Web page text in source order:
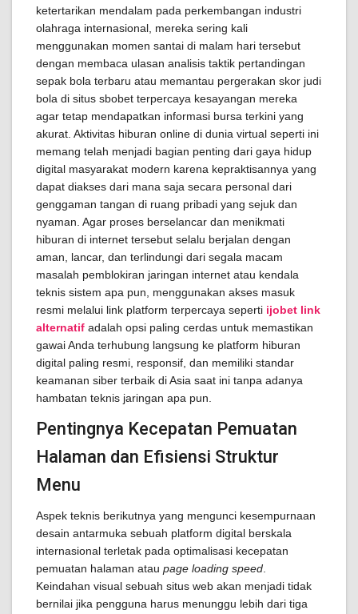
ketertarikan mendalam pada perkembangan industri
olahraga internasional, mereka sering kali
menggunakan momen santai di malam hari tersebut
dengan membaca ulasan analisis taktik pertandingan
sepak bola terbaru atau memantau pergerakan skor judi
bola di situs sbobet terpercaya kesayangan mereka
agar tetap mendapatkan informasi bursa terkini yang
akurat. Aktivitas hiburan online di dunia virtual seperti ini
memang telah menjadi bagian penting dari gaya hidup
digital masyarakat modern karena kepraktisannya yang
dapat diakses dari mana saja secara personal dari
genggaman tangan di ruang pribadi yang sejuk dan
nyaman. Agar proses berselancar dan menikmati
hiburan di internet tersebut selalu berjalan dengan
aman, lancar, dan terlindungi dari segala macam
masalah pemblokiran jaringan internet atau kendala
teknis sistem apa pun, menggunakan akses masuk
resmi melalui link platform terpercaya seperti ijobet link
alternatif adalah opsi paling cerdas untuk memastikan
gawai Anda terhubung langsung ke platform hiburan
digital paling resmi, responsif, dan memiliki standar
keamanan siber terbaik di Asia saat ini tanpa adanya
hambatan teknis jaringan apa pun.
Pentingnya Kecepatan Pemuatan
Halaman dan Efisiensi Struktur
Menu
Aspek teknis berikutnya yang mengunci kesempurnaan
desain antarmuka sebuah platform digital berskala
internasional terletak pada optimalisasi kecepatan
pemuatan halaman atau page loading speed
Keindahan visual sebuah situs web akan menjadi tidak
bernilai jika pengguna harus menunggu lebih dari tiga